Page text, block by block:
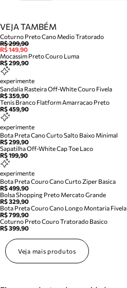
VEJA TAMBÉM
Coturno Preto Cano Medio Tratorado
R$ 299,90
R$ 149,90
Mocassim Preto Couro Luma
R$ 299,90
experimente
Sandalia Rasteira Off-White Couro Fivela
R$ 359,90
Tenis Branco Flatform Amarracao Preto
R$ 459,90
experimente
Bota Preta Cano Curto Salto Baixo Minimal
R$ 299,90
Sapatilha Off-White Cap Toe Laco
R$ 199,90
experimente
Bota Preta Couro Cano Curto Ziper Basica
R$ 499,90
Bolsa Shopping Preto Mercato Grande
R$ 329,90
Bota Preta Couro Cano Longo Montaria Fivela
R$ 799,90
Coturno Preto Couro Tratorado Basico
R$ 399,90
Veja mais produtos